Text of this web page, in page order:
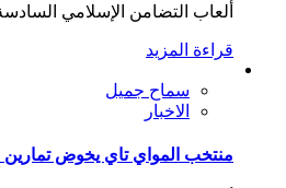
ألعاب التضامن الإسلامي
قراءة المزيد
سماح جميل
الاخبار
منتخب المواي تاي يخوض تمارين